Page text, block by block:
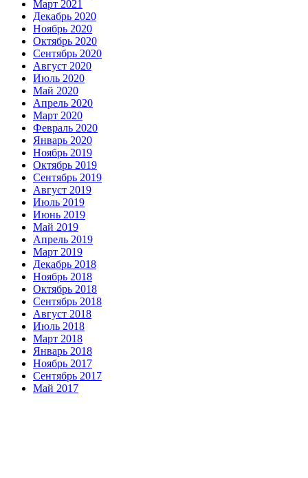
Март 2021
Декабрь 2020
Ноябрь 2020
Октябрь 2020
Сентябрь 2020
Август 2020
Июль 2020
Май 2020
Апрель 2020
Март 2020
Февраль 2020
Январь 2020
Ноябрь 2019
Октябрь 2019
Сентябрь 2019
Август 2019
Июль 2019
Июнь 2019
Май 2019
Апрель 2019
Март 2019
Декабрь 2018
Ноябрь 2018
Октябрь 2018
Сентябрь 2018
Август 2018
Июль 2018
Март 2018
Январь 2018
Ноябрь 2017
Сентябрь 2017
Май 2017